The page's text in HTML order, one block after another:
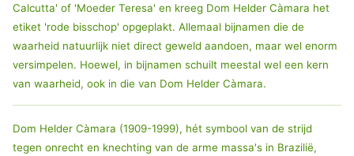
Calcutta' of 'Moeder Teresa' en kreeg Dom Helder Càmara het
etiket 'rode bisschop' opgeplakt. Allemaal bijnamen die de
waarheid natuurlijk niet direct geweld aandoen, maar wel enorm
versimpelen. Hoewel, in bijnamen schuilt meestal wel een kern
van waarheid, ook in die van Dom Helder Càmara.
Dom Helder Càmara (1909-1999), hét symbool van de strijd
tegen onrecht en knechting van de arme massa's in Brazilië,